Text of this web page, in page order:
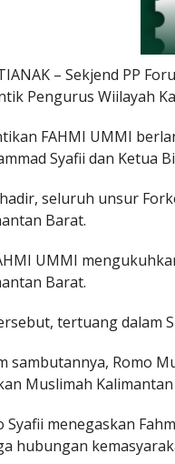
– Sekjend PP
Pengurus Wiilayah
FAHMI UMMI
Syafii dan Ketua
seluruh unsur
Barat.
UMMI
Barat.
tertuang dalam
sambutannya, Romo
Muslimah
Syafii menegaskan
hubungan